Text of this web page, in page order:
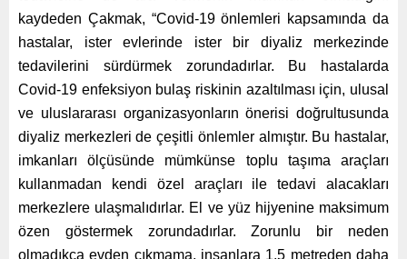
kaydeden Çakmak, “Covid-19 önlemleri kapsamında da
hastalar, ister evlerinde ister bir diyaliz merkezinde
tedavilerini sürdürmek zorundadırlar. Bu hastalarda
Covid-19 enfeksiyon bulaş riskinin azaltılması için, ulusal
ve uluslararası organizasyonların önerisi doğrultusunda
diyaliz merkezleri de çeşitli önlemler almıştır. Bu hastalar,
imkanları ölçüsünde mümkünse toplu taşıma araçları
kullanmadan kendi özel araçları ile tedavi alacakları
merkezlere ulaşmalıdırlar. El ve yüz hijyenine maksimum
özen göstermek zorundadırlar. Zorunlu bir neden
olmadıkça evden çıkmama, insanlara 1,5 metreden daha